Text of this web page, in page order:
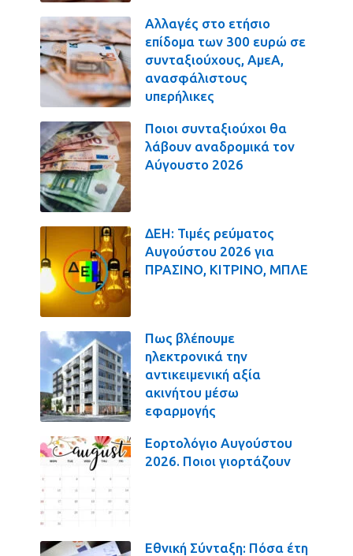
Αλλαγές στο ετήσιο
επίδομα των 300 ευρώ σε
συνταξιούχους, ΑμεΑ,
ανασφάλιστους
υπερήλικες
Ποιοι συνταξιούχοι θα
λάβουν αναδρομικά τον
Αύγουστο 2026
ΔΕΗ: Τιμές ρεύματος
Αυγούστου 2026 για
ΠΡΑΣΙΝΟ, ΚΙΤΡΙΝΟ, ΜΠΛΕ
Πως βλέπουμε
ηλεκτρονικά την
αντικειμενική αξία
ακινήτου μέσω
εφαρμογής
Εορτολόγιο Αυγούστου
2026. Ποιοι γιορτάζουν
Εθνική Σύνταξη: Πόσα έτη